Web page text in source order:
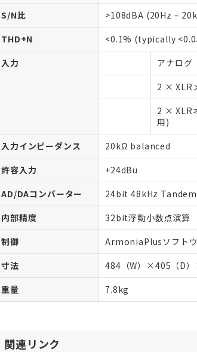
S/N比
>108dBA (20Hz –
THD+N
<0.1% (typically
入力
アナログ
2 × XLR
2 × XLR
用)
入力インピーダンス
20kΩ balanced
許容入力
+24dBu
AD/DAコンバーター
24bit 48kHz
内部精度
32bit浮動小数点演算
制御
ArmoniaPlusソフト
寸法
484（W）×405（D
重量
7.8kg
関連リンク